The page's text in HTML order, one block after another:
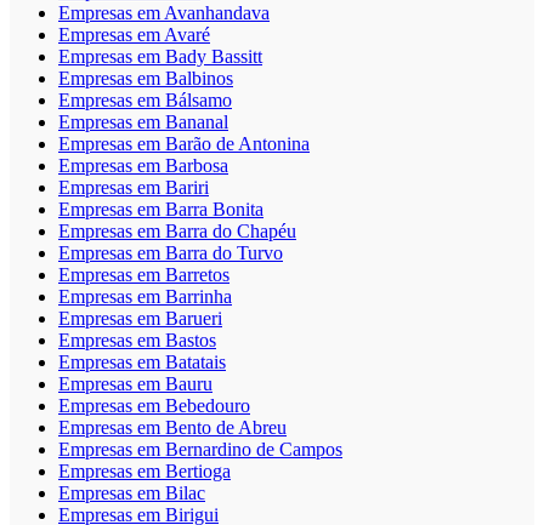
Empresas em Avanhandava
Empresas em Avaré
Empresas em Bady Bassitt
Empresas em Balbinos
Empresas em Bálsamo
Empresas em Bananal
Empresas em Barão de Antonina
Empresas em Barbosa
Empresas em Bariri
Empresas em Barra Bonita
Empresas em Barra do Chapéu
Empresas em Barra do Turvo
Empresas em Barretos
Empresas em Barrinha
Empresas em Barueri
Empresas em Bastos
Empresas em Batatais
Empresas em Bauru
Empresas em Bebedouro
Empresas em Bento de Abreu
Empresas em Bernardino de Campos
Empresas em Bertioga
Empresas em Bilac
Empresas em Birigui